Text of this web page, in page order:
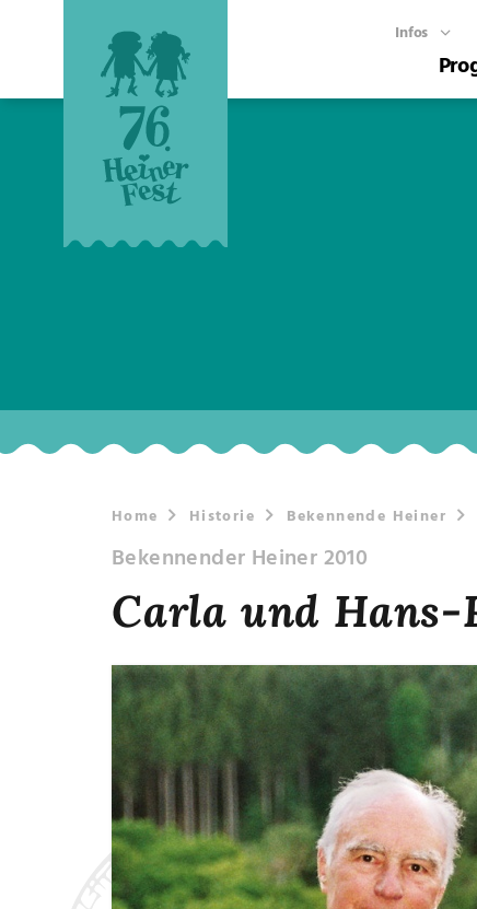
Infos
Home Historie Bekennende Heiner
Bekennender Heiner 2010
Carla und Hans-